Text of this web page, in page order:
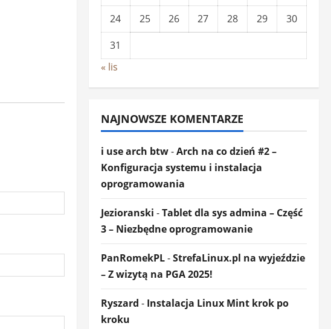
24
25 26 27 28 29
30
31
« lis
NAJNOWSZE KOMENTARZE
i use arch btw-Arch na co dzień #2 –
Konfiguracja systemu i instalacja
oprogramowania
Jezioranski -Tablet dla sys admina – Część
3 – Niezbędne oprogramowanie
PanRomekPL-StrefaLinux.pl na wyjeździe
– Z wizytą na PGA 2025!
Ryszard - Instalacja Linux Mint krok po
kroku